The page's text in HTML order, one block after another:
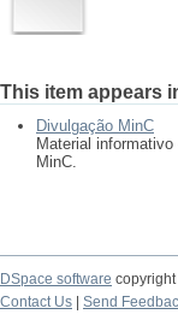
This item appears
Divulgação MinC
Material
MinC.
DSpace software
Contact Us
Send